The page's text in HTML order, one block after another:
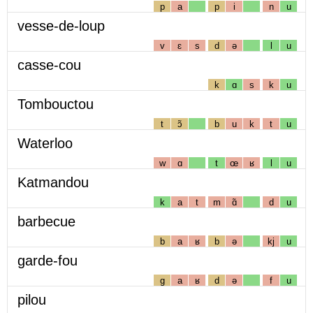
p a p i n u
vesse-de-loup
v ɛ s d ə l u
casse-cou
k ɑ s k u
Tombouctou
t ɔ̃ b u k t u
Waterloo
w ɑ t œ ʁ l u
Katmandou
k a t m ɑ̃ d u
barbecue
b a ʁ b ə kj u
garde-fou
g a ʁ d ə f u
pilou